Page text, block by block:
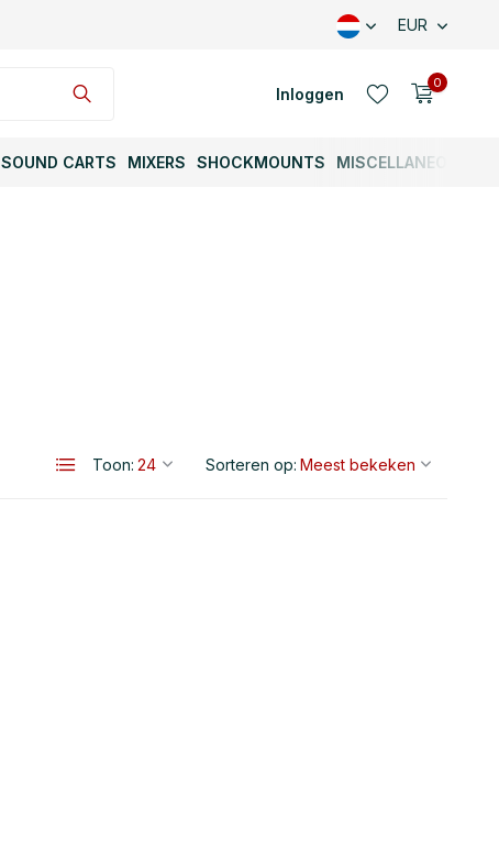
EUR
Inloggen
0
SOUND CARTS MIXERS SHOCKMOUNTS MISCELLANEOUS
Toon: Sorteren op: